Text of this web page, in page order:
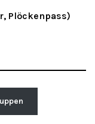
Plöckenpass)